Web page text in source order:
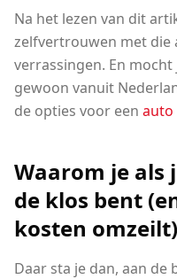
Na het lezen van dit
zelfvertrouwen met die
verrassingen. En
gewoon vanuit
de opties voor een auto
Waarom je als
de klos bent
kosten omzeilt)
Daar sta je dan, aan de